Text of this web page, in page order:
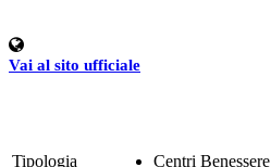
Vai al sito ufficiale
Tipologia
Centri Benessere